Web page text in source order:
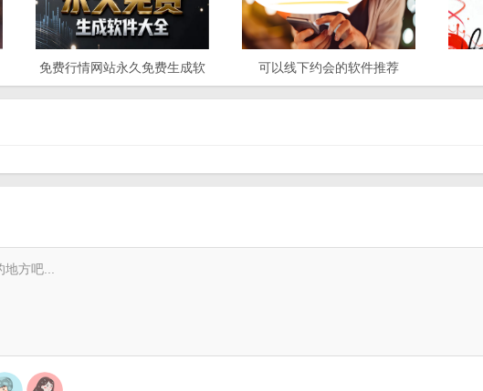
免费行情网站永久免费生成软
可以线下约会的软件推荐